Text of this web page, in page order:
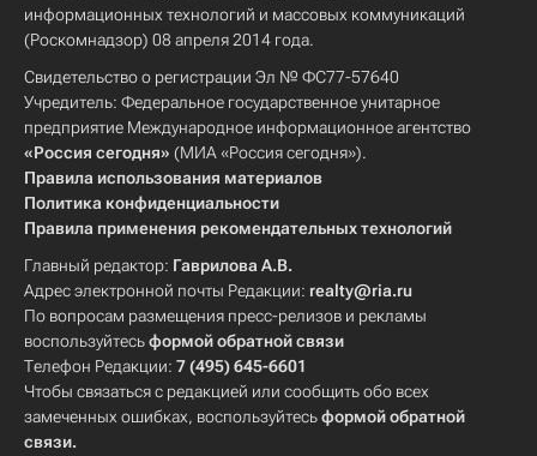
информационных технологий и массовых коммуникаций
(Роскомнадзор) 08 апреля 2014 года.
Свидетельство о регистрации Эл № ФС77-57640
Учредитель: Федеральное государственное унитарное
предприятие Международное информационное агентство
«Россия сегодня» (МИА «Россия сегодня»).
Правила использования материалов
Политика конфиденциальности
Правила применения рекомендательных технологий
Главный редактор: Гаврилова А.В.
Адрес электронной почты Редакции: realty@ria.ru
По вопросам размещения пресс-релизов и рекламы
воспользуйтесьформой обратной связи
Телефон Редакции: 7 (495) 645-6601
Чтобы связаться с редакцией или сообщить обо всех
замеченных ошибках, воспользуйтесьформой обратной
связи.